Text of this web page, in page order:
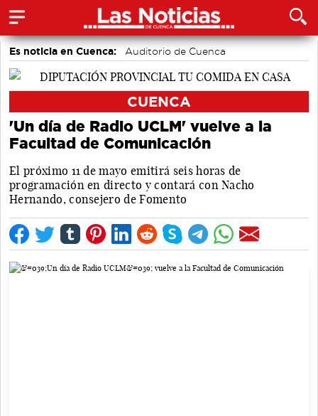
Es noticia en Cuenca: Auditorio de Cuenca
CUENCA
'Un día de Radio UCLM' vuelve a la
Facultad de Comunicación
El próximo 11 de mayo emitirá seis horas de
programación en directo y contará con Nacho
Hernando, consejero de Fomento